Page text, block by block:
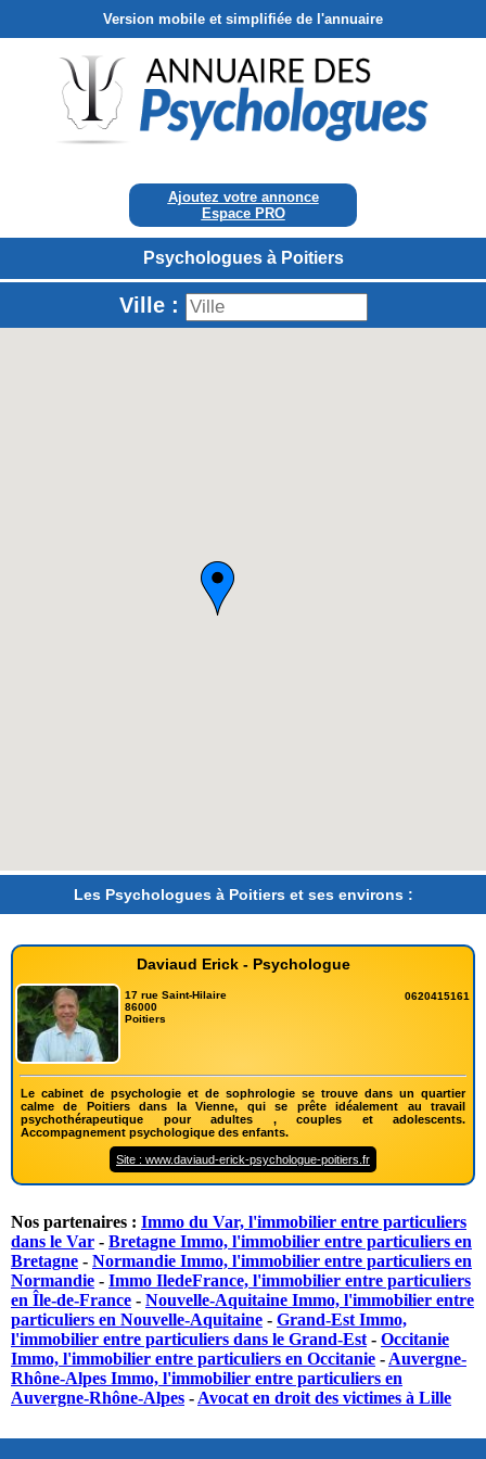
Version mobile et simplifiée de l'annuaire
Ajoutez votre annonce
Espace PRO
Psychologues à Poitiers
Ville :
Les Psychologues à Poitiers et ses environs :
Daviaud Erick - Psychologue
17 rue Saint-Hilaire
86000
Poitiers
0620415161
Le cabinet de psychologie et de sophrologie se trouve dans un quartier
calme de Poitiers dans la Vienne, qui se prête idéalement au travail
psychothérapeutique pour adultes , couples et adolescents.
Accompagnement psychologique des enfants.
Site : www.daviaud-erick-psychologue-poitiers.fr
Nos partenaires : Immo du Var, l'immobilier entre particuliers
dans le Var - Bretagne Immo, l'immobilier entre particuliers en
Bretagne - Normandie Immo, l'immobilier entre particuliers en
Normandie - Immo IledeFrance, l'immobilier entre particuliers
en Île-de-France - Nouvelle-Aquitaine Immo, l'immobilier entre
particuliers en Nouvelle-Aquitaine - Grand-Est Immo,
l'immobilier entre particuliers dans le Grand-Est - Occitanie
Immo, l'immobilier entre particuliers en Occitanie - Auvergne-
Rhône-Alpes Immo, l'immobilier entre particuliers en
Auvergne-Rhône-Alpes - Avocat en droit des victimes à Lille